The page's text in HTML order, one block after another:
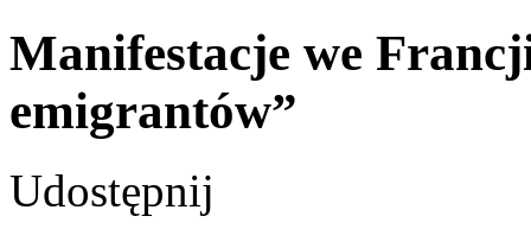
Manifestacje we
emigrantów”
Udostępnij